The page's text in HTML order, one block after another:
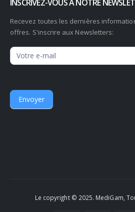
INSCRIVEZ-VOUS À NOTRE
Recevez toutes les dernières
offres. S'inscrire aux Newsletters:
Newsletter
Envoyer
Le copyright © 2025. MediGam,